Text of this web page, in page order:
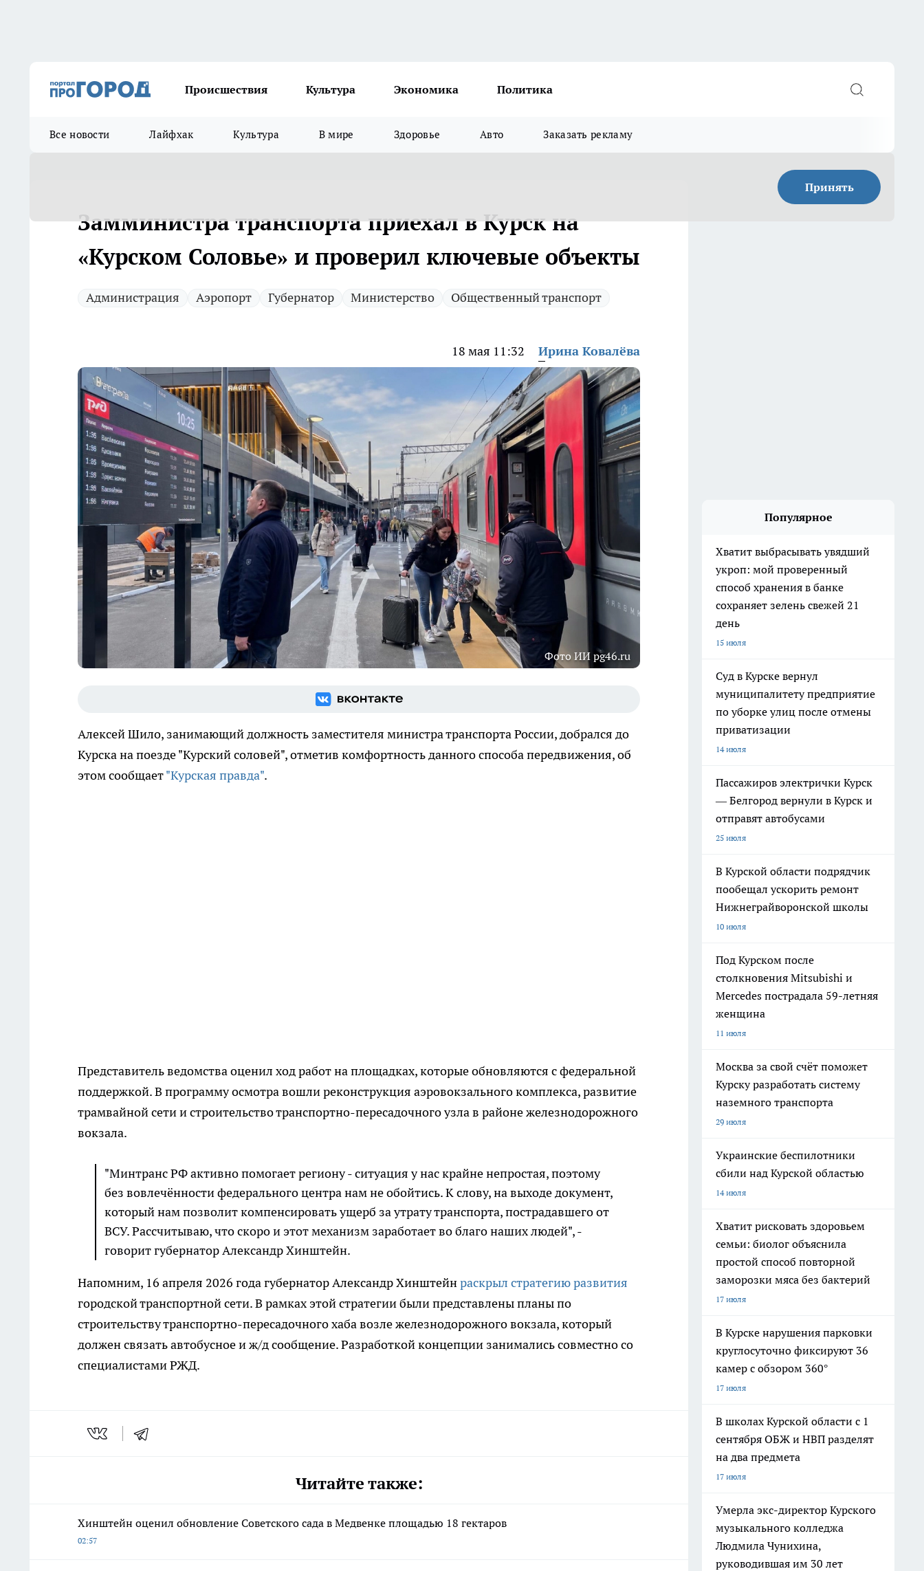
Происшествия Культура Экономика Политика
Все новости Лайфхак Культура В мире Здоровье Авто Заказать рекламу
Принять
Замминистра транспорта приехал в Курск на
«Курском Соловье» и проверил ключевые объекты
Администрация Аэропорт Губернатор Министерство Общественный транспорт
18 мая 11:32 Ирина Ковалёва
Фото ИИ pg46.ru
Алексей Шило, занимающий должность заместителя министра транспорта России, добрался до
Курска на поезде "Курский соловей", отметив комфортность данного способа передвижения, об
этом сообщает"Курская правда".
Представитель ведомства оценил ход работ на площадках, которые обновляются с федеральной
поддержкой. В программу осмотра вошли реконструкция аэровокзального комплекса, развитие
трамвайной сети и строительство транспортно-пересадочного узла в районе железнодорожного
вокзала.
"Минтранс РФ активно помогает региону - ситуация у нас крайне непростая, поэтому
без вовлечённости федерального центра нам не обойтись. К слову, на выходе документ,
который нам позволит компенсировать ущерб за утрату транспорта, пострадавшего от
ВСУ. Рассчитываю, что скоро и этот механизм заработает во благо наших людей", -
говорит губернатор Александр Хинштейн.
Напомним, 16 апреля 2026 года губернатор Александр Хинштейнраскрыл стратегию развития
городской транспортной сети. В рамках этой стратегии были представлены планы по
строительству транспортно-пересадочного хаба возле железнодорожного вокзала, который
должен связать автобусное и ж/д сообщение. Разработкой концепции занимались совместно со
специалистами РЖД.
Читайте также:
Хинштейн оценил обновление Советского сада в Медвенке площадью 18 гектаров
02:57
Популярное
Хватит выбрасывать увядший
укроп: мой проверенный
способ хранения в банке
сохраняет зелень свежей 21
день
15 июля
Суд в Курске вернул
муниципалитету предприятие
по уборке улиц после отмены
приватизации
14 июля
Пассажиров электрички Курск
— Белгород вернули в Курск и
отправят автобусами
25 июля
В Курской области подрядчик
пообещал ускорить ремонт
Нижнеграйворонской школы
10 июля
Под Курском после
столкновения Mitsubishi и
Mercedes пострадала 59-летняя
женщина
11 июля
Москва за свой счёт поможет
Курску разработать систему
наземного транспорта
29 июля
Украинские беспилотники
сбили над Курской областью
14 июля
Хватит рисковать здоровьем
семьи: биолог объяснила
простой способ повторной
заморозки мяса без бактерий
17 июля
В Курске нарушения парковки
круглосуточно фиксируют 36
камер с обзором 360°
17 июля
В школах Курской области с 1
сентября ОБЖ и НВП разделят
на два предмета
17 июля
Умерла экс-директор Курского
музыкального колледжа
Людмила Чунихина,
руководившая им 30 лет